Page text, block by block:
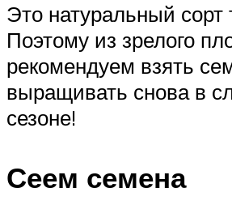
Это натуральный сорт
Поэтому из зрелого
рекомендуем взять
выращивать снова в
сезоне!
Сеем семена